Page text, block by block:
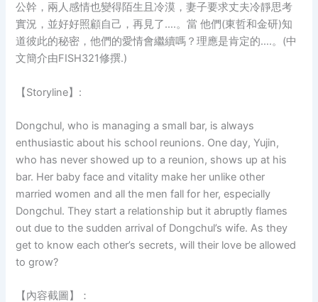
公幹，兩人感情也變得陌生且冷漠，妻子要求丈夫冷靜思考
實況，並好好照顧自己，再見了….。當 他們(東哲和金研)知
道彼此的秘密，他們的愛情會繼續嗎？理應是肯定的….。(中
文簡介由FISH321修撰.)
【Storyline】:
Dongchul, who is managing a small bar, is always
enthusiastic about his school reunions. One day, Yujin,
who has never showed up to a reunion, shows up at his
bar. Her baby face and vitality make her unlike other
married women and all the men fall for her, especially
Dongchul. They start a relationship but it abruptly flames
out due to the sudden arrival of Dongchul’s wife. As they
get to know each other’s secrets, will their love be allowed
to grow?
【內容截圖】：